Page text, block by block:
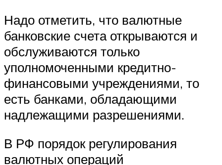
Надо отметить, что валютные
банковские счета открываются и
обслуживаются только
уполномоченными кредитно-
финансовыми учреждениями, то
есть банками, обладающими
надлежащими разрешениями.
В РФ порядок регулирования
валютных операций